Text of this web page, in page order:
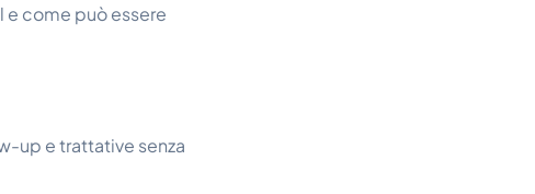
e come può essere
up e trattative senza